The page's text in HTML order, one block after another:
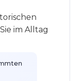
über
im Alltag